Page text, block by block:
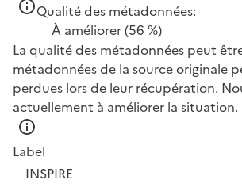
Qualité des métadonnées:
À améliorer(56 %)
La qualité des métadonnées peut
métadonnées de la source originale
perdues lors de leur récupération.
actuellement à améliorer la situation.
Label
INSPIRE